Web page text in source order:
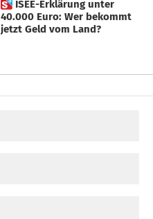
 ISEE-Erklärung unter
40.000 Euro: Wer bekommt
jetzt Geld vom Land?